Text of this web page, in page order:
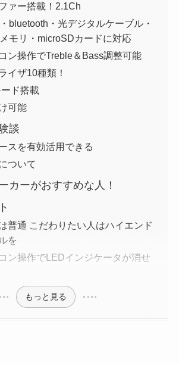
ァー搭載！2.1Ch
bluetooth・光デジタルケーブル・
モリ・microSDカードに対応
ン操作でTreble＆Bass調整可能
イザ10種類！
ド搭載
可能
談
スを有効活用できる
ついて
カーがおすすめな人！
普通 こだわりたい人はハイエンド
を
ン操作でLEDインジケータが消せ
もっと見る